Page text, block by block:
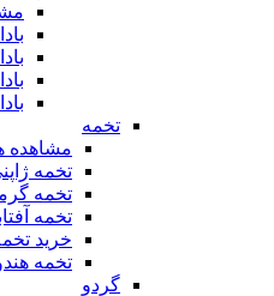
تخمه
مشاهده
تخمه
تخمه
تخمه
خرید
تخمه
گردو